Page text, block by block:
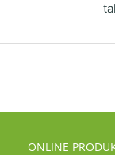
ONLINE